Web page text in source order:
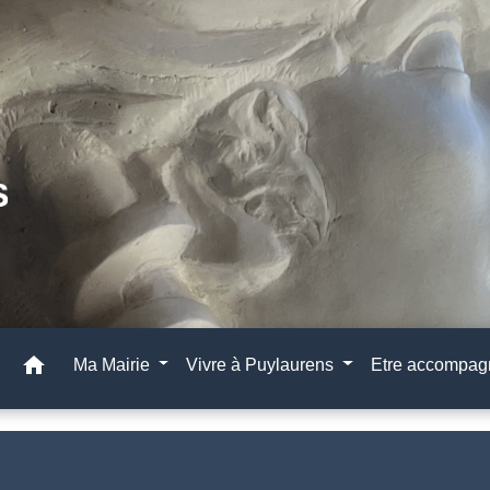
home Ma Mairie Vivre à Puylaurens Etre